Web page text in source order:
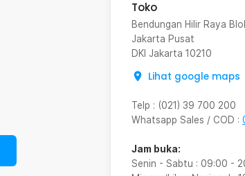
Toko
Bendungan Hilir Raya
Jakarta Pusat
DKI Jakarta 10210
Lihat google maps
Telp : (021) 39 700 200
Whatsapp Sales / COD :
Jam buka:
Senin - Sabtu : 09:00 -